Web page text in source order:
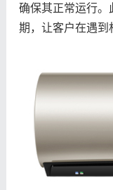
确保其正常运行。
期，让客户在遇到